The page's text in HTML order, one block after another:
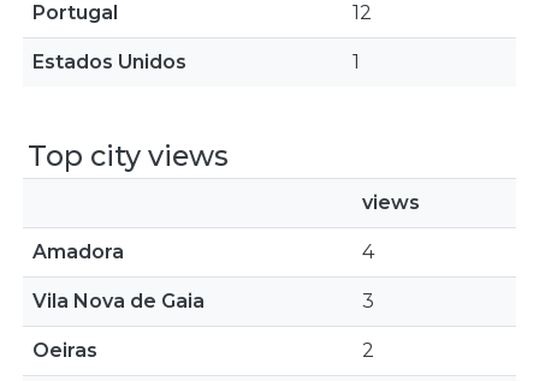
Portugal 12
Estados Unidos 1
Top city views
views
Amadora 4
Vila Nova de Gaia 3
Oeiras 2